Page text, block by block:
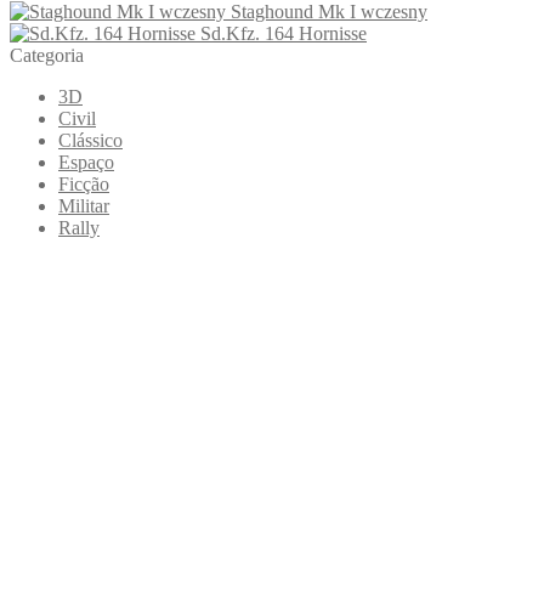
Staghound Mk I wczesny
Sd.Kfz. 164 Hornisse
Categoria
3D
Civil
Clássico
Espaço
Ficção
Militar
Rally